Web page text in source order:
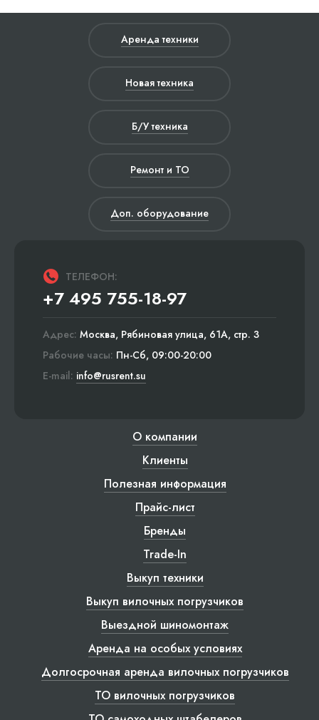
Аренда техники
Новая техника
Б/У техника
Ремонт и ТО
Доп. оборудование
ТЕЛЕФОН:
+7 495 755-18-97
Адрес: Москва, Рябиновая улица, 61А, стр. 3
Рабочие часы: Пн-Сб, 09:00-20:00
E-mail: info@rusrent.su
О компании
Клиенты
Полезная информация
Прайс-лист
Бренды
Trade-In
Выкуп техники
Выкуп вилочных погрузчиков
Выездной шиномонтаж
Аренда на особых условиях
Долгосрочная аренда вилочных погрузчиков
ТО вилочных погрузчиков